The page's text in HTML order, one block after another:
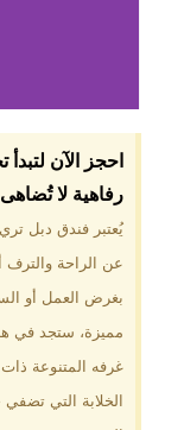
موقع
من
احجز الآن لتبدأ
رفاهية لا
يُعتبر فندق دبل
عن الراحة والترف
بغرض العمل أو
مميزة، ستجد في
غرفه المتنوعة ذات
الخلابة التي